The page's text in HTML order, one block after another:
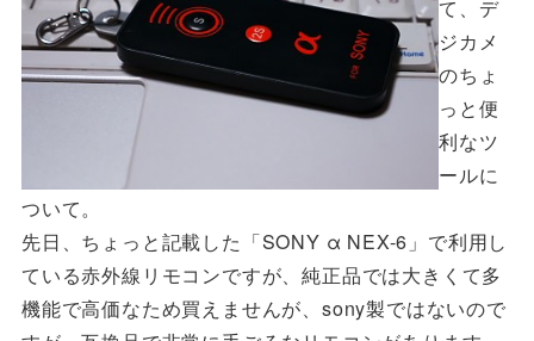
て、デ
ジカメ
のちょ
っと便
利なツ
ールに
ついて。
先日、ちょっと記載した「SONY α NEX-6」で利用し
ている赤外線リモコンですが、純正品では大きくて多
機能で高価なため買えませんが、sony製ではないので